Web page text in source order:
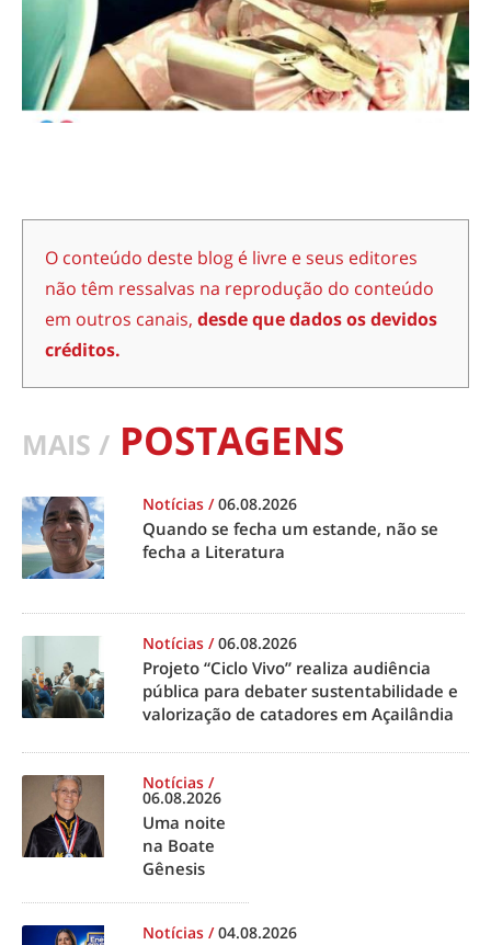
O conteúdo deste blog é livre e seus editores
não têm ressalvas na reprodução do conteúdo
em outros canais, desde que dados os devidos
créditos.
MAIS / POSTAGENS
Notícias /06.08.2026
Quando se fecha um estande, não se
fecha a Literatura
Notícias /06.08.2026
Projeto “Ciclo Vivo” realiza audiência
pública para debater sustentabilidade e
valorização de catadores em Açailândia
Notícias /
06.08.2026
Uma noite
na Boate
Gênesis
Notícias /04.08.2026